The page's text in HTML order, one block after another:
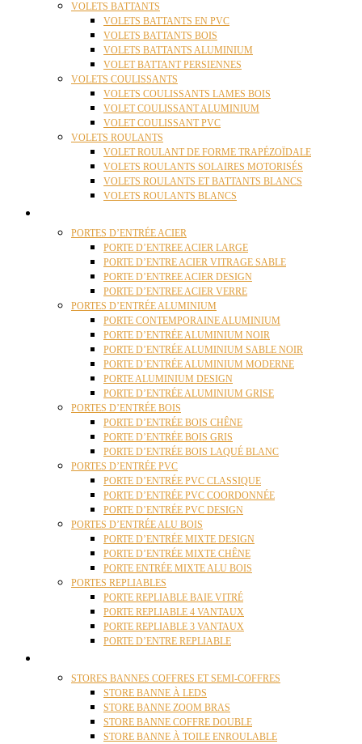
VOLETS BATTANTS
VOLETS BATTANTS EN PVC
VOLETS BATTANTS BOIS
VOLETS BATTANTS ALUMINIUM
VOLET BATTANT PERSIENNES
VOLETS COULISSANTS
VOLETS COULISSANTS LAMES BOIS
VOLET COULISSANT ALUMINIUM
VOLET COULISSANT PVC
VOLETS ROULANTS
VOLET ROULANT DE FORME TRAPÉZOÏDALE
VOLETS ROULANTS SOLAIRES MOTORISÉS
VOLETS ROULANTS ET BATTANTS BLANCS
VOLETS ROULANTS BLANCS
PORTES D’ENTRÉE ACIER
PORTE D’ENTREE ACIER LARGE
PORTE D’ENTRE ACIER VITRAGE SABLE
PORTE D’ENTREE ACIER DESIGN
PORTE D’ENTREE ACIER VERRE
PORTES D’ENTRÉE ALUMINIUM
PORTE CONTEMPORAINE ALUMINIUM
PORTE D’ENTRÉE ALUMINIUM NOIR
PORTE D’ENTRÉE ALUMINIUM SABLE NOIR
PORTE D’ENTRÉE ALUMINIUM MODERNE
PORTE ALUMINIUM DESIGN
PORTE D’ENTRÉE ALUMINIUM GRISE
PORTES D’ENTRÉE BOIS
PORTE D’ENTRÉE BOIS CHÊNE
PORTE D’ENTRÉE BOIS GRIS
PORTE D’ENTRÉE BOIS LAQUÉ BLANC
PORTES D’ENTRÉE PVC
PORTE D’ENTRÉE PVC CLASSIQUE
PORTE D’ENTRÉE PVC COORDONNÉE
PORTE D’ENTRÉE PVC DESIGN
PORTES D’ENTRÉE ALU BOIS
PORTE D’ENTRÉE MIXTE DESIGN
PORTE D’ENTRÉE MIXTE CHÊNE
PORTE ENTRÉE MIXTE ALU BOIS
PORTES REPLIABLES
PORTE REPLIABLE BAIE VITRÉ
PORTE REPLIABLE 4 VANTAUX
PORTE REPLIABLE 3 VANTAUX
PORTE D’ENTRE REPLIABLE
STORES BANNES COFFRES ET SEMI-COFFRES
STORE BANNE À LEDS
STORE BANNE ZOOM BRAS
STORE BANNE COFFRE DOUBLE
STORE BANNE À TOILE ENROULABLE